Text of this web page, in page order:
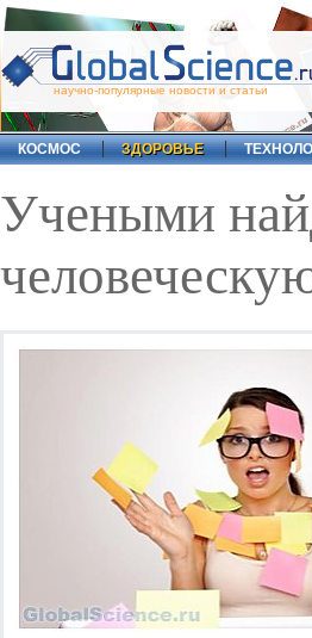
научно-популярные новости и статьи
КОСМОС ЗДОРОВЬЕ
Учеными